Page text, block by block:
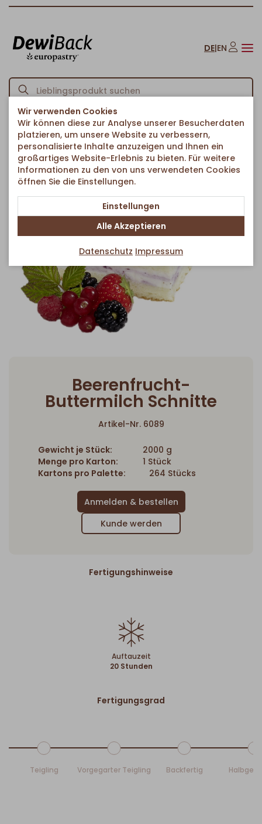
DE|EN
Startseite Kuchen & Süßes Sahnestücke
Beerenfrucht-Buttermilch Schnitte
Zurück zur Artikelübersicht
Beerenfrucht-
Buttermilch Schnitte
Artikel-Nr. 6089
Gewicht je Stück:
2000 g
Menge pro Karton:
1 Stück
Kartons pro Palette:
264 Stücks
Kunde werden
Fertigungshinweise
Auftauzeit
20 Stunden
Fertigungsgrad
Teigling Vorgegarter Teigling Backfertig
Wir verwenden Cookies
Wir können diese zur Analyse unserer Besucherdaten
platzieren, um unsere Website zu verbessern,
personalisierte Inhalte anzuzeigen und Ihnen ein
großartiges Website-Erlebnis zu bieten. Für weitere
Informationen zu den von uns verwendeten Cookies
öffnen Sie die Einstellungen.
Einstellungen
Alle Akzeptieren
Datenschutz Impressum